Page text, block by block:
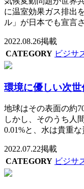
に温室効果ガス排出
ル」が日本でも宣言
2022.08.26掲載
CATEGORY ビジサ
環境に優しい次
地球はその表面の約
しかし、そのうち人
0.01%と、水は貴重
2022.07.22掲載
CATEGORY ビジサ